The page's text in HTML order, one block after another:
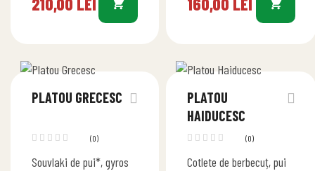
pulpă de pui…
pui bbq , ciolan la cuptor,
PLATOU GRECESC
(0)
Souvlaki de pui*, gyros
PLATOU
HAIDUCESC
(0)
Cotlete de berbecuț, pui